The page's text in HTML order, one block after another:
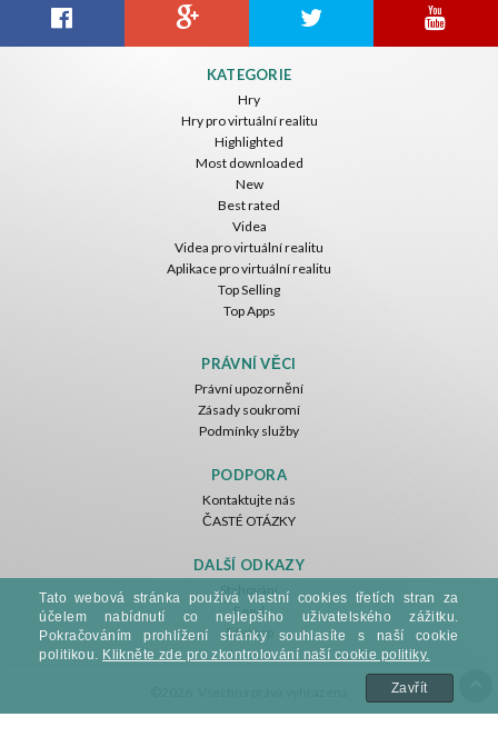
Zdarma
Nvía
Zdarma
Jumping Levels
Nvía
KATEGORIE
Hry
Hry pro virtuální realitu
Highlighted
Most downloaded
New
Best rated
Videa
Videa pro virtuální realitu
Aplikace pro virtuální realitu
Top Selling
Top Apps
PRÁVNÍ VĚCI
Právní upozornění
Zásady soukromí
Podmínky služby
PODPORA
Kontaktujte nás
ČASTÉ OTÁZKY
DALŠÍ ODKAZY
Stahování
Feed
Sitemap
Tato webová stránka používá vlastní cookies třetích stran za
účelem nabídnutí co nejlepšího uživatelského zážitku.
Pokračováním prohlížení stránky souhlasíte s naší cookie
politikou. Klikněte zde pro zkontrolování naší cookie politiky.
Zavřít